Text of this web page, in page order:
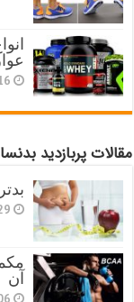
مقالات پربازدید
آن